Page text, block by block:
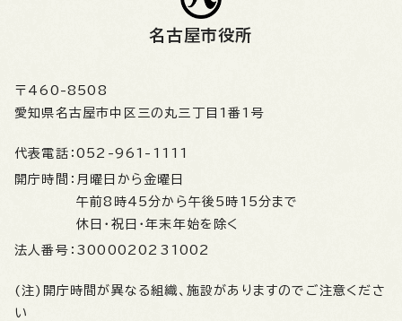
名古屋市役所
〒460-8508
愛知県名古屋市中区三の丸三丁目1番1号
代表電話： 052-961-1111
開庁時間： 月曜日から金曜日
午前8時45分から午後5時15分まで
休日・祝日・年末年始を除く
法人番号： 3000020231002
(注)開庁時間が異なる組織、施設がありますのでご注意くださ
い